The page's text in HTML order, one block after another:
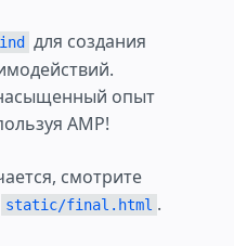
для создания
опыт
AMP!
смотрите
static/final.html .